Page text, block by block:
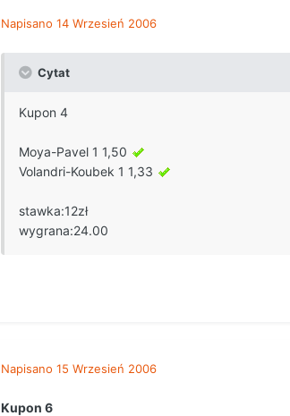
Napisano 14 Wrzesień 2006
Cytat
Kupon 4
Moya-Pavel 1 1,50
Volandri-Koubek 1 1,33
stawka:12zł
wygrana:24.00
Napisano 15 Wrzesień 2006
Kupon 6